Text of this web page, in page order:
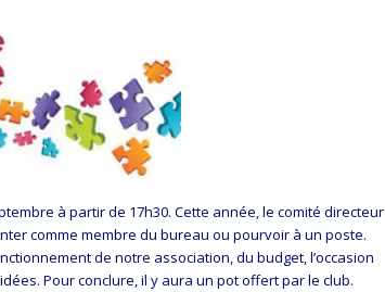
à partir de 17h30. Cette année, le comité directeur
comme membre du bureau ou pourvoir à un poste.
de notre association, du budget, l’occasion
Pour conclure, il y aura un pot offert par le club.